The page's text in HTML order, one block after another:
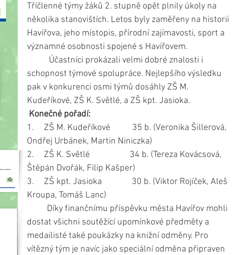
Tříčlenné týmy žáků 2. stupně opět plnily úkoly na
několika stanovištích. Letos byly zaměřeny na historii
Havířova, jeho místopis, přírodní zajímavosti, sport a
významné osobnosti spojené s Havířovem.
schopnost týmové spolupráce. Nejlepšího výsledku
pak v konkurenci osmi týmů dosáhly ZŠ M.
Kudeříkové, ZŠ K. Světlé, a ZŠ kpt. Jasioka.
Konečné pořadí:
1.     ZŠ M. Kudeříkové           35 b. (Veronika Šillerová,
Ondřej Urbánek, Martin Niniczka)
2.     ZŠ K. Světlé                    34 b. (Tereza Kovácsová,
Štěpán Dvořák, Filip Kašper)
3.     ZŠ kpt. Jasioka               30 b. (Viktor Rojíček, Aleš
Kroupa, Tomáš Lanc)
dostat všichni soutěžící upomínkové předměty a
medailisté také poukázky na knižní odměny. Pro
vítězný tým je navíc jako speciální odměna připraven